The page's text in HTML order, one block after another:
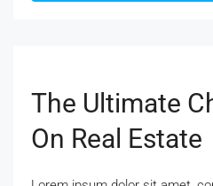
The Ultimate
On Real Estate